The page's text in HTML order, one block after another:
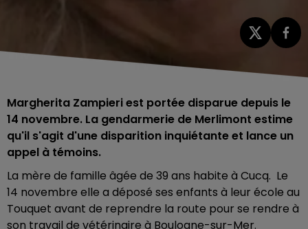
Margherita Zampieri est portée disparue depuis le
14 novembre. La gendarmerie de Merlimont estime
qu'il s'agit d'une disparition inquiétante et lance un
appel à témoins.
La mère de famille âgée de 39 ans habite à Cucq. Le
14 novembre elle a déposé ses enfants à leur école au
Touquet avant de reprendre la route pour se rendre à
son travail de vétérinaire à Boulogne-sur-Mer.